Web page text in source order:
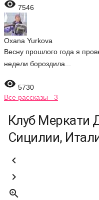
 7546
Oxana Yurkova
Весну прошлого года я
недели бороздила...
 5730
Все рассказы 3
Клуб Меркати
Сицилии,


